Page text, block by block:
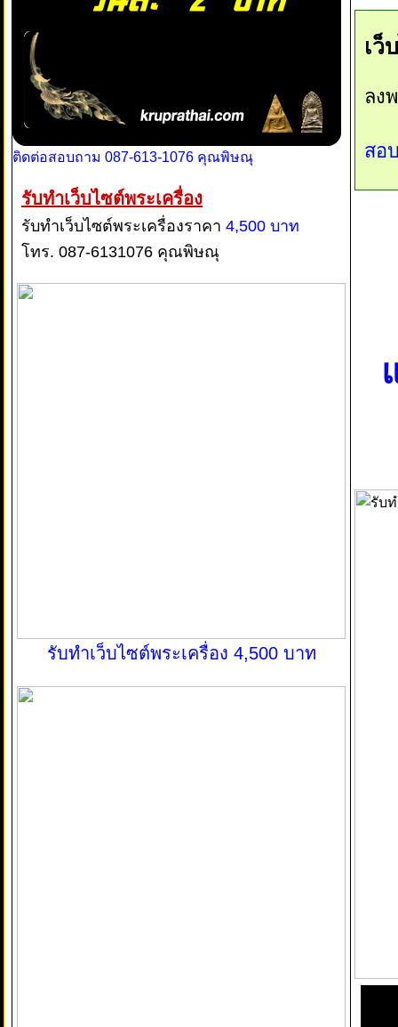
ติดต่อสอบถาม 087-613-1076 คุณพิษณุ
รับทำเว็บไซต์พระเครื่อง
รับทำเว็บไซต์พระเครื่องราคา 4,500 บาท
โทร. 087-6131076 คุณพิษณุ
รับทำเว็บไซต์พระเครื่อง 4,500 บาท
เว็
ลง
สอ